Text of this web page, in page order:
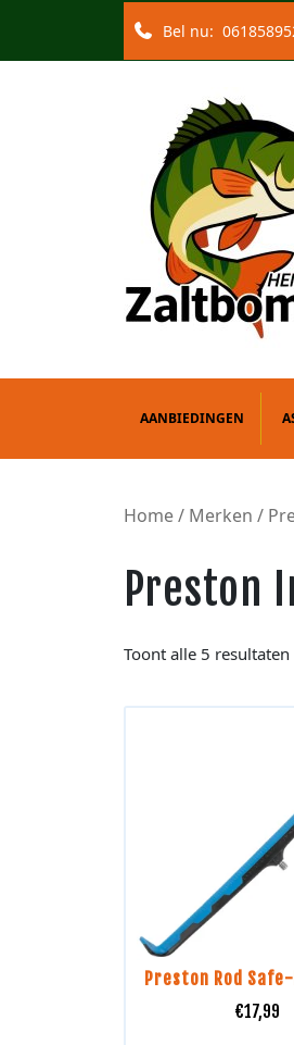
Bel nu:
AANBIEDINGEN
Home/ Merken /
Preston
Toont alle 5 resultaten
Preston Rod
€17,99